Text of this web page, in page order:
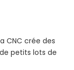
CNC crée des
petits lots de